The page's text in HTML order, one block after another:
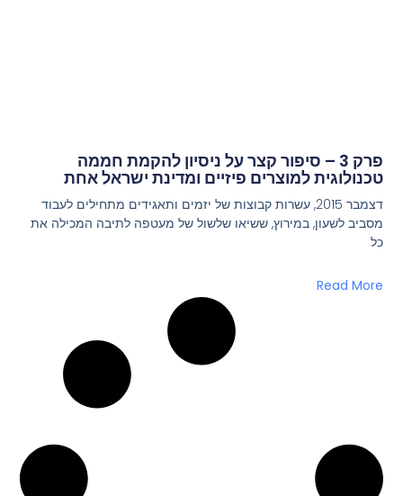
פרק 3 – סיפור קצר על ניסיון להקמת חממה
טכנולוגית למוצרים פיזיים ומדינת ישראל אחת
דצמבר 2015, עשרות קבוצות של יזמים ותאגידים מתחילים לעבוד
מסביב לשעון, במירוץ, ששיאו שלשול של מעטפה לתיבה המכילה את
כל
Read More